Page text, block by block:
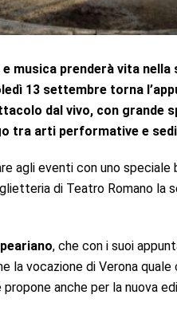
musica prenderà vita
13 settembre torna
dal vivo, con grande
tra arti performative e
agli eventi con uno
di Teatro Romano la
, che con i suoi
la vocazione di Verona
anche per la nuova